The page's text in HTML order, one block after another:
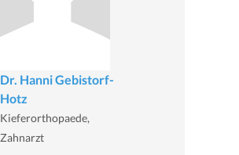
Dr. Hanni Gebistorf-
Hotz
Kieferorthopaede,
Zahnarzt